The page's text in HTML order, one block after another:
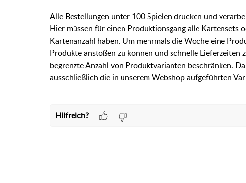
Alle Bestellungen unter 100 Spielen drucken und
Hier müssen für einen Produktionsgang alle Kartensets
Kartenanzahl haben. Um mehrmals die Woche eine
Produkte anstoßen zu können und schnelle Lieferzeiten
begrenzte Anzahl von Produktvarianten beschränken.
ausschließlich die in unserem Webshop aufgeführten
Hilfreich?